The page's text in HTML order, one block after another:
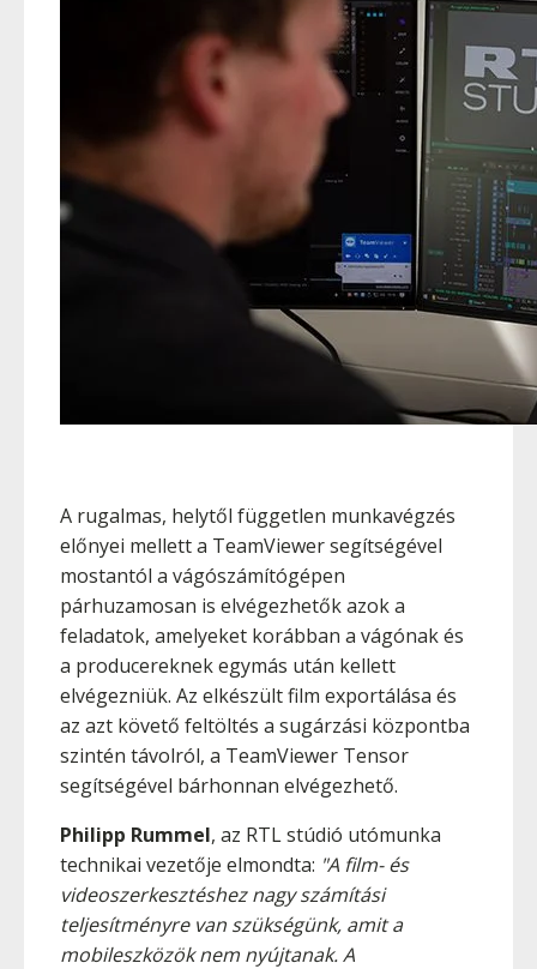
A rugalmas, helytől független munkavégzés
előnyei mellett a TeamViewer segítségével
mostantól a vágószámítógépen
párhuzamosan is elvégezhetők azok a
feladatok, amelyeket korábban a vágónak és
a producereknek egymás után kellett
elvégezniük. Az elkészült film exportálása és
az azt követő feltöltés a sugárzási központba
szintén távolról, a TeamViewer Tensor
segítségével bárhonnan elvégezhető.
Philipp Rummel, az RTL stúdió utómunka
technikai vezetője elmondta: "A film- és
videoszerkesztéshez nagy számítási
teljesítményre van szükségünk, amit a
mobileszközök nem nyújtanak. A